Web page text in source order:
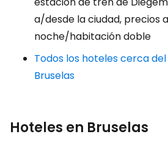
a/desde la ciudad, precios
noche/habitación doble
Todos los hoteles cerca
Bruselas
Hoteles en Bruselas